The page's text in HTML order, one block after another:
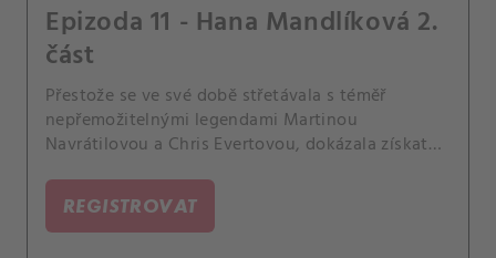
Epizoda 11 - Hana Mandlíková 2.
část
Přestože se ve své době střetávala s téměř
nepřemožitelnými legendami Martinou
Navrátilovou a Chris Evertovou, dokázala získat
uspěla rovněž jako trenérka Jany Novotné a do
špičkového tenisu dovedla svá dvojčata Marka a
Elizabeth.
REGISTROVAT